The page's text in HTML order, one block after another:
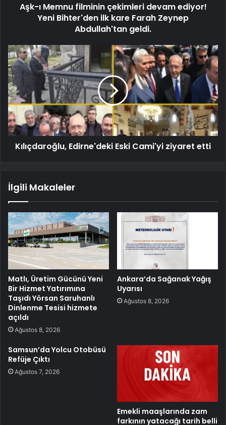
Aşk-ı Memnu filminin çekimleri devam ediyor!
Yeni Bihter'den ilk kare Farah Zeynep
Abdullah'tan geldi.
Kılıçdaroğlu, Edirne'deki Eski Cami'yi ziyaret etti
İlgili Makaleler
Matlı, Üretim Gücünü Yeni
Bir Hizmet Yatırımına
Taşıdı Yörsan Saruhanlı
Dinlenme Tesisi hizmete
açıldı
Ağustos 8, 2026
Ankara’da Sağanak Yağış
Uyarısı
Ağustos 8, 2026
Samsun’da Yolcu Otobüsü
Refüje Çıktı
Ağustos 7, 2026
Emekli maaşlarında zam
farkının yatacağı tarih belli